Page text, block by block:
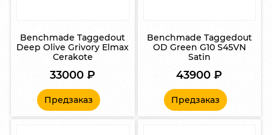
Benchmade Taggedout
Deep Olive Grivory Elmax
Cerakote
33000₽
Предзаказ
Benchmade Taggedout
OD Green G10 S45VN
Satin
43900₽
Предзаказ